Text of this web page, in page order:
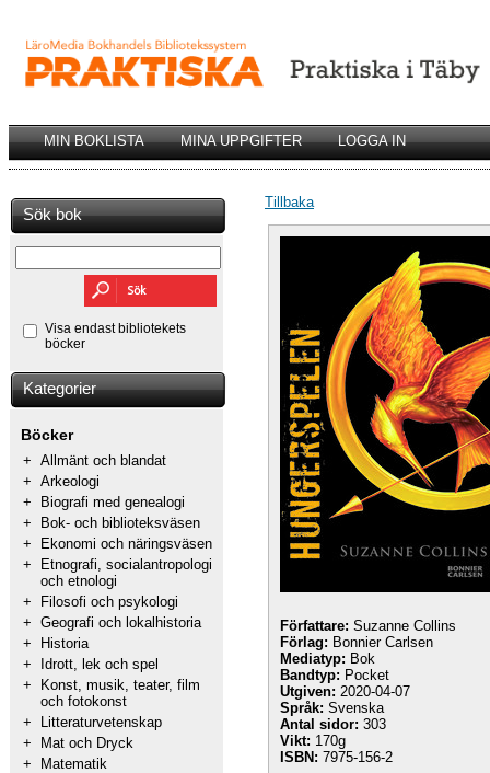
MIN BOKLISTA MINA UPPGIFTER LOGGA IN
Sök bok
Visa endast bibliotekets
böcker
Kategorier
Böcker
+ Allmänt och blandat
+ Arkeologi
+
Biografi med genealogi
+
Bok- och biblioteksväsen
+
Ekonomi och näringsväsen
+
Etnografi, socialantropologi
och etnologi
+
Filosofi och psykologi
+ Geografi och lokalhistoria
+
Historia
+
Idrott, lek och spel
+
Konst, musik, teater, film
och fotokonst
+
Litteraturvetenskap
+
Mat och Dryck
+
Matematik
Tillbaka
Författare: Suzanne Collins
Förlag: Bonnier Carlsen
Mediatyp: Bok
Bandtyp: Pocket
Utgiven: 2020-04-07
Språk: Svenska
Antal sidor: 303
Vikt: 170g
ISBN: 7975-156-2